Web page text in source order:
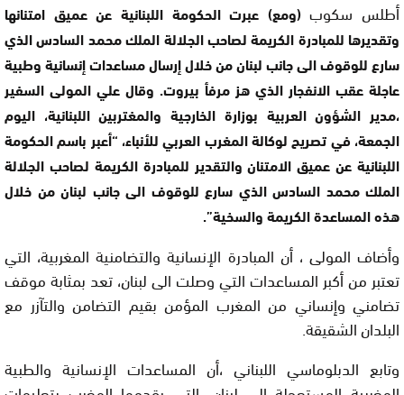
أطلس سكوب(ومع) عبرت الحكومة اللبنانية عن عميق امتنانها
وتقديرها للمبادرة الكريمة لصاحب الجلالة الملك محمد السادس الذي
سارع للوقوف الى جانب لبنان من خلال إرسال مساعدات إنسانية وطبية
عاجلة عقب الانفجار الذي هز مرفأ بيروت. وقال علي المولى السفير
،مدير الشؤون العربية بوزارة الخارجية والمغتربين اللبنانية، اليوم
الجمعة، في تصريح لوكالة المغرب العربي للأنباء، “أعبر باسم الحكومة
اللبنانية عن عميق الامتنان والتقدير للمبادرة الكريمة لصاحب الجلالة
الملك محمد السادس الذي سارع للوقوف الى جانب لبنان من خلال
هذه المساعدة الكريمة والسخية”.
وأضاف المولى ، أن المبادرة الإنسانية والتضامنية المغربية، التي
تعتبر من أكبر المساعدات التي وصلت الى لبنان، تعد بمثابة موقف
تضامني وإنساني من المغرب المؤمن بقيم التضامن والتآزر مع
البلدان الشقيقة.
وتابع الدبلوماسي اللبناني ،أن المساعدات الإنسانية والطبية